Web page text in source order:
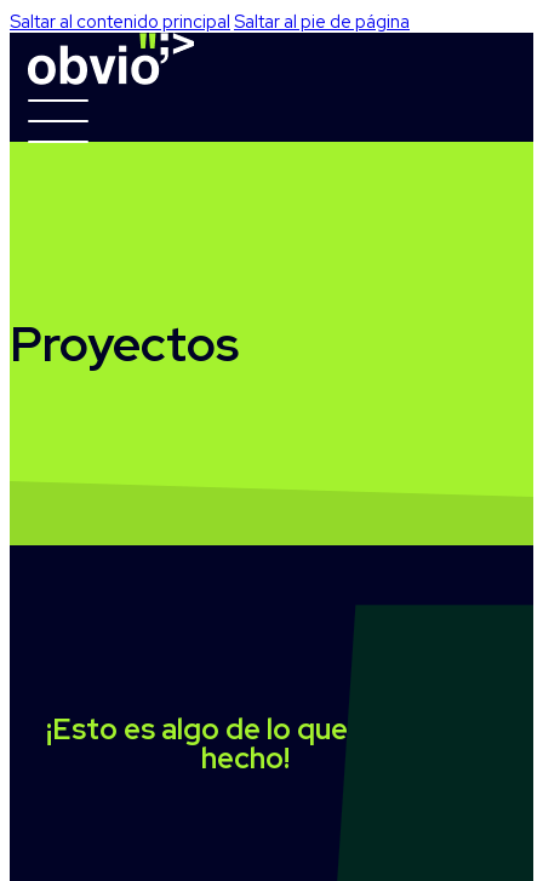
Saltar al contenido principal Saltar al pie de página
Proyectos
¡Esto es algo de lo que hemos
hecho!